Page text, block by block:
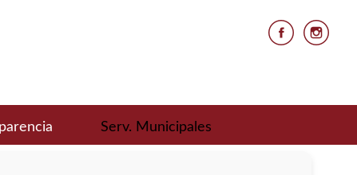
Serv. Municipales